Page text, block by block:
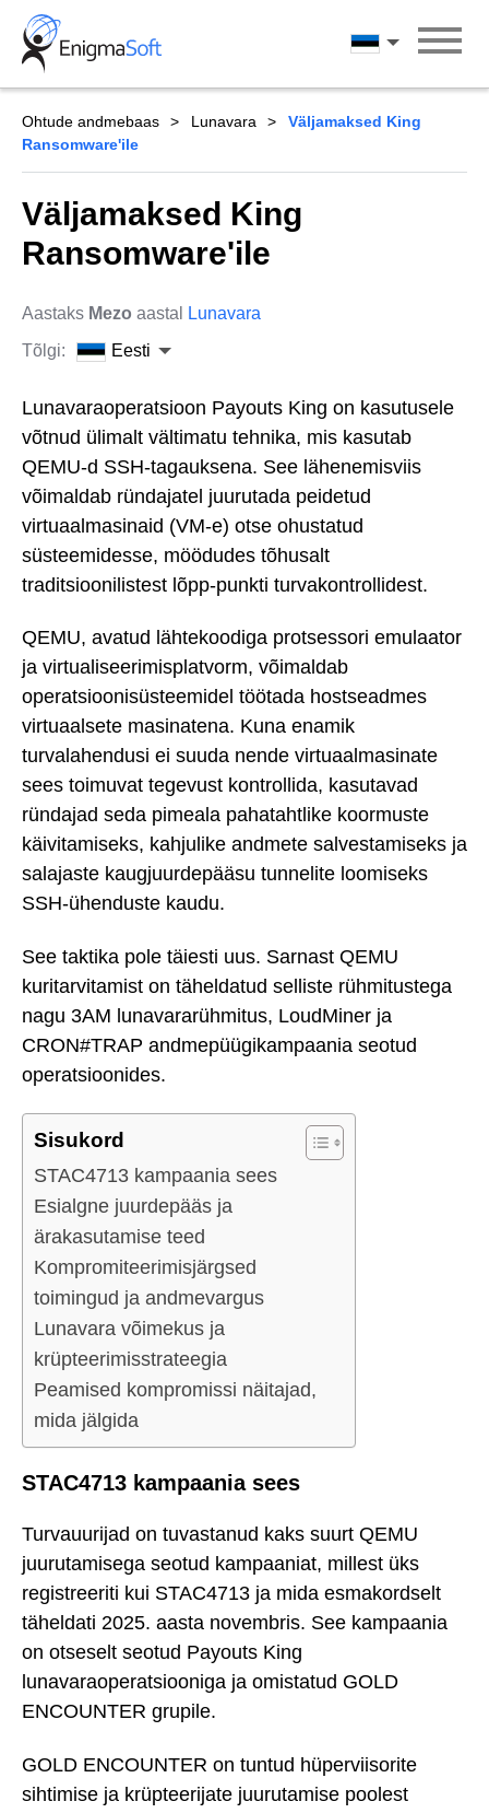
Skip
content
Eesti
Ohtude andmebaas Lunavara
Väljamaksed King
Ransomware'ile
Väljamaksed King
Ransomware'ile
Aastaks Mezo aastal
Lunavara
Tõlgi:
Eesti
Lunavaraoperatsioon Payouts King on kasutusele
võtnud ülimalt vältimatu tehnika, mis kasutab
QEMU-d SSH-tagauksena. See lähenemisviis
võimaldab ründajatel juurutada peidetud
virtuaalmasinaid (VM-e) otse ohustatud
süsteemidesse, möödudes tõhusalt
traditsioonilistest lõpp-punkti turvakontrollidest.
QEMU, avatud lähtekoodiga protsessori emulaator
ja virtualiseerimisplatvorm, võimaldab
operatsioonisüsteemidel töötada hostseadmes
virtuaalsete masinatena. Kuna enamik
turvalahendusi ei suuda nende virtuaalmasinate
sees toimuvat tegevust kontrollida, kasutavad
ründajad seda pimeala pahatahtlike koormuste
käivitamiseks, kahjulike andmete salvestamiseks ja
salajaste kaugjuurdepääsu tunnelite loomiseks
SSH-ühenduste kaudu.
See taktika pole täiesti uus. Sarnast QEMU
kuritarvitamist on täheldatud selliste rühmitustega
nagu 3AM lunavararühmitus, LoudMiner ja
CRON#TRAP andmepüügikampaania seotud
operatsioonides.
Sisukord
STAC4713 kampaania sees
Esialgne juurdepääs ja
ärakasutamise teed
Kompromiteerimisjärgsed
toimingud ja andmevargus
Lunavara võimekus ja
krüpteerimisstrateegia
Peamised kompromissi näitajad,
mida jälgida
STAC4713 kampaania sees
Turvauurijad on tuvastanud kaks suurt QEMU
juurutamisega seotud kampaaniat, millest üks
registreeriti kui STAC4713 ja mida esmakordselt
täheldati 2025. aasta novembris. See kampaania
on otseselt seotud Payouts King
lunavaraoperatsiooniga ja omistatud GOLD
ENCOUNTER grupile.
GOLD ENCOUNTER on tuntud hüperviisorite
sihtimise ja krüpteerijate juurutamise poolest